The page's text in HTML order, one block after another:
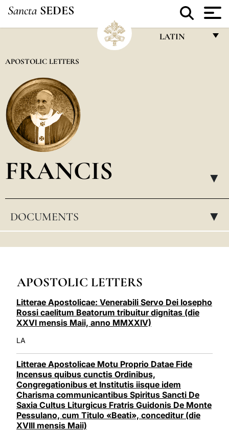
Sancta SEDES
LATIN
العربيّة
APOSTOLIC LETTERS
FRANCIS ▸
DOCUMENTS ▸
APOSTOLIC LETTERS
Litterae Apostolicae: Venerabili Servo Dei Iosepho
Rossi caelitum Beatorum tribuitur dignitas (die
XXVI mensis Maii, anno MMXXIV)
LA
Litterae Apostolicae Motu Proprio Datae Fide
Incensus quibus cunctis Ordinibus,
Congregationibus et Institutis iisque idem
Charisma communicantibus Spiritus Sancti De
Saxia Cultus Liturgicus Fratris Guidonis De Monte
Pessulano, cum Titulo «Beati», conceditur (die
XVIII mensis Maii)